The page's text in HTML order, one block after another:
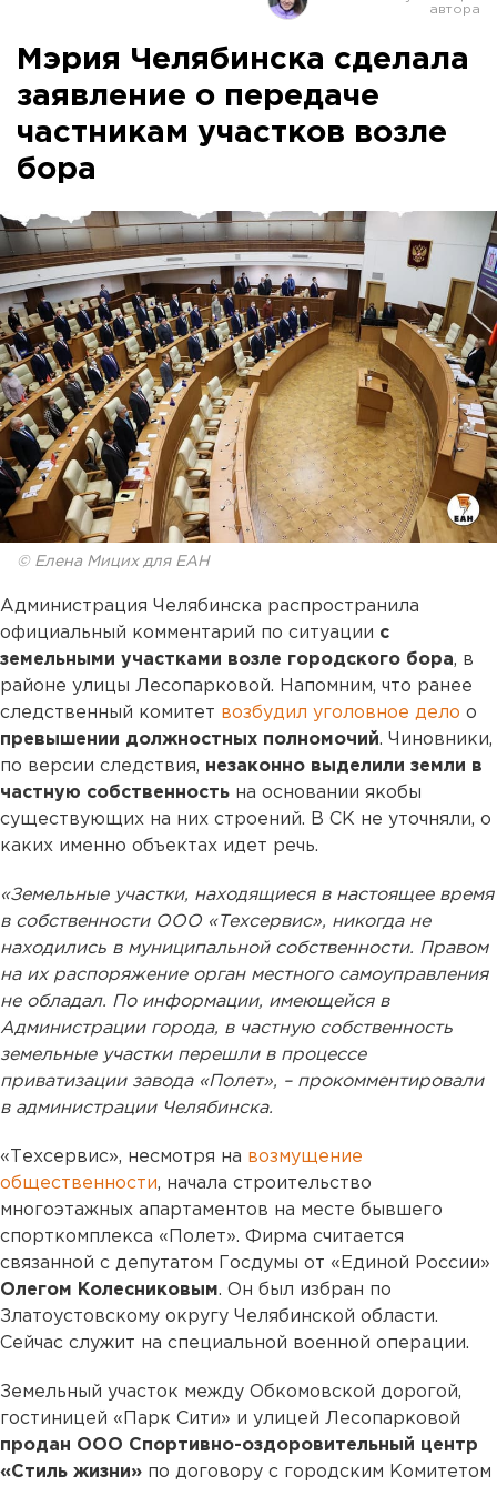
Мэрия Челябинска сделала
заявление о передаче
частникам участков возле
бора
© Елена Мицих для ЕАН
Администрация Челябинска распространила
официальный комментарий по ситуации с
земельными участками возле городского бора, в
районе улицы Лесопарковой. Напомним, что ранее
следственный комитет возбудил уголовное дело о
превышении должностных полномочий. Чиновники,
по версии следствия, незаконно выделили земли в
частную собственность на основании якобы
существующих на них строений. В СК не уточняли, о
каких именно объектах идет речь.
«Земельные участки, находящиеся в настоящее время
в собственности ООО «Техсервис», никогда не
находились в муниципальной собственности. Правом
на их распоряжение орган местного самоуправления
не обладал. По информации, имеющейся в
Администрации города, в частную собственность
земельные участки перешли в процессе
приватизации завода «Полет», – прокомментировали
в администрации Челябинска.
«Техсервис», несмотря на возмущение
общественности, начала строительство
многоэтажных апартаментов на месте бывшего
спорткомплекса «Полет». Фирма считается
связанной с депутатом Госдумы от «Единой России»
Олегом Колесниковым. Он был избран по
Златоустовскому округу Челябинской области.
Сейчас служит на специальной военной операции.
Земельный участок между Обкомовской дорогой,
гостиницей «Парк Сити» и улицей Лесопарковой
продан ООО Спортивно-оздоровительный центр
«Стиль жизни» по договору с городским Комитетом